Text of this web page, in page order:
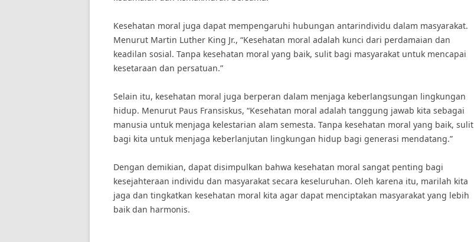
Kesehatan moral juga dapat mempengaruhi hubungan antarindividu dalam masyarakat.
Menurut Martin Luther King Jr., “Kesehatan moral adalah kunci dari perdamaian dan
keadilan sosial. Tanpa kesehatan moral yang baik, sulit bagi masyarakat untuk mencapai
kesetaraan dan persatuan.”
Selain itu, kesehatan moral juga berperan dalam menjaga keberlangsungan lingkungan
hidup. Menurut Paus Fransiskus, “Kesehatan moral adalah tanggung jawab kita sebagai
manusia untuk menjaga kelestarian alam semesta. Tanpa kesehatan moral yang baik, sulit
bagi kita untuk menjaga keberlanjutan lingkungan hidup bagi generasi mendatang.”
Dengan demikian, dapat disimpulkan bahwa kesehatan moral sangat penting bagi
kesejahteraan individu dan masyarakat secara keseluruhan. Oleh karena itu, marilah kita
jaga dan tingkatkan kesehatan moral kita agar dapat menciptakan masyarakat yang lebih
baik dan harmonis.